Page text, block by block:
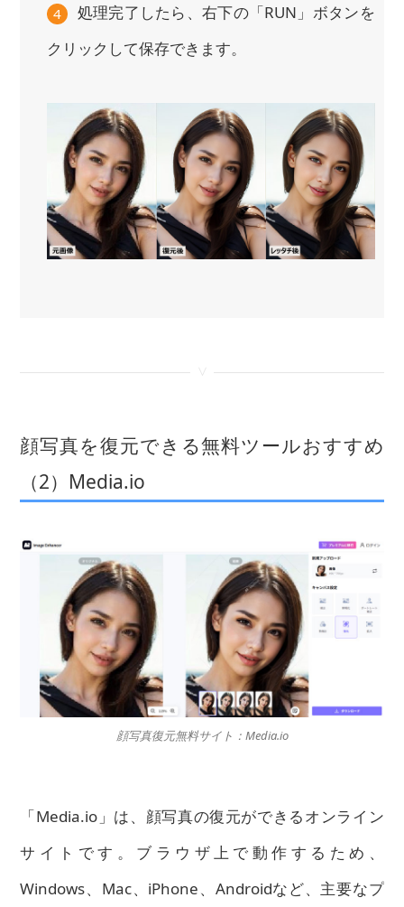
4
処理完了したら、右下の「RUN」ボタンを
クリックして保存できます。
顔写真を復元できる無料ツールおすすめ
（2）Media.io
顔写真復元無料サイト：Media.io
「Media.io」は、顔写真の復元ができるオンライン
サイトです。ブラウザ上で動作するため、
Windows、Mac、iPhone、Androidなど、主要なプ